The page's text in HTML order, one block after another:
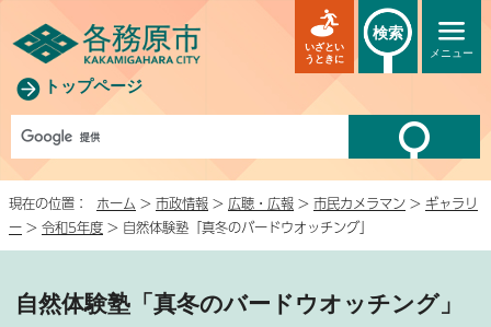
トップページ
メニュー
いざとい
うときに
検索
現在の位置： ホーム > 市政情報 > 広聴・広報 > 市民カメラマン > ギャラリ
ー > 令和5年度 > 自然体験塾「真冬のバードウオッチング」
自然体験塾「真冬のバードウオッチング」